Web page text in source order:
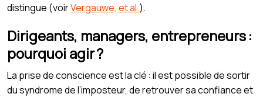
distingue (voirVergauwe, et al.).
Dirigeants, managers, entrepreneurs :
pourquoi agir ?
La prise de conscience est la clé : il est possible de sortir
du syndrome de l’imposteur, de retrouver sa confiance et